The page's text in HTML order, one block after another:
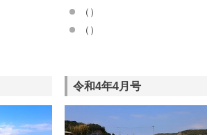
（）
（）
令和4年4月号